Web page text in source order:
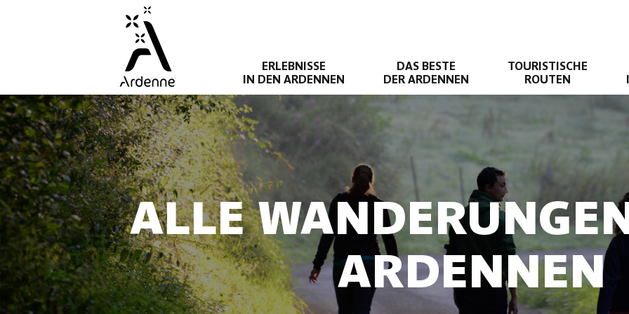
ERLEBNISSE
IN DEN ARDENNEN
DAS BESTE
DER ARDENNEN
TOURISTISCHE
ROUTEN
ALLE
ARDENNEN